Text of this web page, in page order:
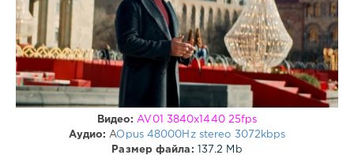
187
0
Клипы,
Clips
Видео: AV01 3840x1440 25fps
Аудио: AOpus 48000Hz stereo 3072kbps
Размер файла:
137.2 Mb